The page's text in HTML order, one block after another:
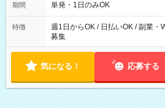
期間 単発・1日のみOK
特徴
週1日からOK / 日払いOK / 副業・
募集
気になる！ 応募する